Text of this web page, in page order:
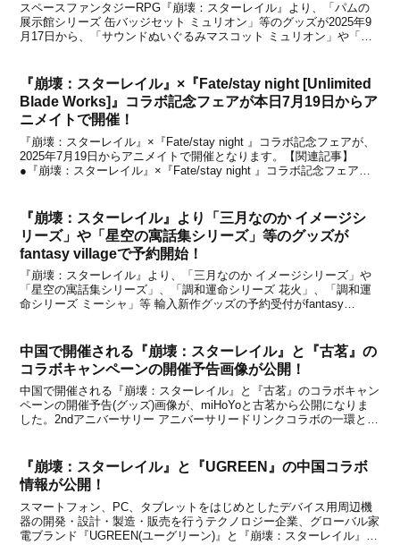
スペースファンタジーRPG『崩壊：スターレイル』より、「パムの
展示館シリーズ 缶バッジセット ミュリオン」等のグッズが2025年9
月17日から、「サウンドぬいぐるみマスコット ミュリオン」や「ガ
『崩壊：スターレイル』×『Fate/stay night [Unlimited
Blade Works]』コラボ記念フェアが本日7月19日からア
ニメイトで開催！
『崩壊：スターレイル』×『Fate/stay night 』コラボ記念フェアが、
2025年7月19日からアニメイトで開催となります。【関連記事】
●『崩壊：スターレイル』×『Fate/stay night 』コラボ記念フェアが
『崩壊：スターレイル』より「三月なのか イメージシ
リーズ」や「星空の寓話集シリーズ」等のグッズが
fantasy villageで予約開始！
『崩壊：スターレイル』より、「三月なのか イメージシリーズ」や
「星空の寓話集シリーズ」、「調和運命シリーズ 花火」、「調和運
命シリーズ ミーシャ」等 輸入新作グッズの予約受付がfantasy
中国で開催される『崩壊：スターレイル』と『古茗』の
コラボキャンペーンの開催予告画像が公開！
中国で開催される『崩壊：スターレイル』と『古茗』のコラボキャン
ペーンの開催予告(グッズ)画像が、miHoYoと古茗から公開になりま
した。2ndアニバーサリー アニバーサリードリンクコラボの一環とし
『崩壊：スターレイル』と『UGREEN』の中国コラボ
情報が公開！
スマートフォン、PC、タブレットをはじめとしたデバイス用周辺機
器の開発・設計・製造・販売を行うテクノロジー企業、グローバル家
電ブランド『UGREEN(ユーグリーン)』と『崩壊：スターレイル』の